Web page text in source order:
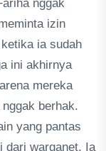
nggak
izin
ia sudah
ini akhirnya
mereka
berhak.
yang pantas
dari warganet. Ia